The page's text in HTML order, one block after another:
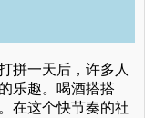
拼一天后，许多人
乐趣。喝酒搭搭
在这个快节奏的社